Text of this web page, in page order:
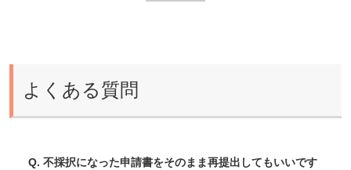
よくある質問
Q. 不採択になった申請書をそのまま再提出してもいいです